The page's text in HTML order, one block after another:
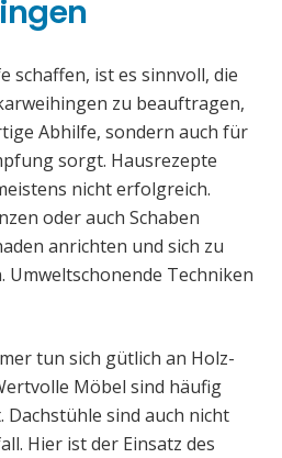
schaffen, ist es sinnvoll, die
zu beauftragen,
Abhilfe, sondern auch für
sorgt. Hausrezepte
nicht erfolgreich.
oder auch Schaben
anrichten und sich zu
Umweltschonende Techniken
tun sich gütlich an Holz-
Möbel sind häufig
Dachstühle sind auch nicht
Hier ist der Einsatz des